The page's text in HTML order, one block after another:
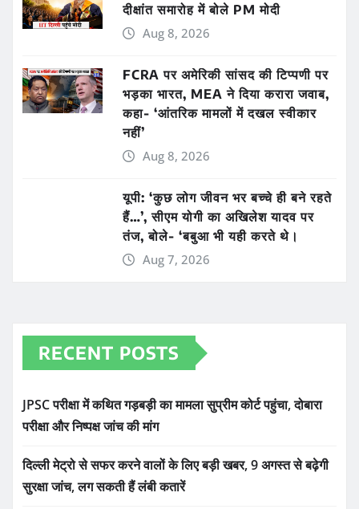
दीक्षांत समारोह में बोले PM मोदी
Aug 8, 2026
FCRA पर अमेरिकी सांसद की टिप्पणी पर
भड़का भारत, MEA ने दिया करारा जवाब,
कहा- ‘आंतरिक मामलों में दखल स्वीकार
नहीं’
Aug 8, 2026
यूपी: ‘कुछ लोग जीवन भर बच्चे ही बने रहते
हैं…’, सीएम योगी का अखिलेश यादव पर
तंज, बोले- ‘बबुआ भी यही करते थे।
Aug 7, 2026
RECENT POSTS
JPSC परीक्षा में कथित गड़बड़ी का मामला सुप्रीम कोर्ट पहुंचा, दोबारा
परीक्षा और निष्पक्ष जांच की मांग
दिल्ली मेट्रो से सफर करने वालों के लिए बड़ी खबर, 9 अगस्त से बढ़ेगी
सुरक्षा जांच, लग सकती हैं लंबी कतारें